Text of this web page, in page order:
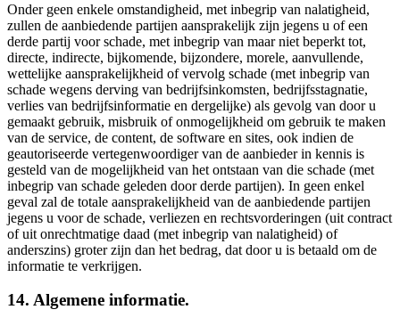
Onder geen enkele omstandigheid, met inbegrip van nalatigheid,
zullen de aanbiedende partijen aansprakelijk zijn jegens u of een
derde partij voor schade, met inbegrip van maar niet beperkt tot,
directe, indirecte, bijkomende, bijzondere, morele, aanvullende,
wettelijke aansprakelijkheid of vervolg schade (met inbegrip van
schade wegens derving van bedrijfsinkomsten, bedrijfsstagnatie,
verlies van bedrijfsinformatie en dergelijke) als gevolg van door u
gemaakt gebruik, misbruik of onmogelijkheid om gebruik te maken
van de service, de content, de software en sites, ook indien de
geautoriseerde vertegenwoordiger van de aanbieder in kennis is
gesteld van de mogelijkheid van het ontstaan van die schade (met
inbegrip van schade geleden door derde partijen). In geen enkel
geval zal de totale aansprakelijkheid van de aanbiedende partijen
jegens u voor de schade, verliezen en rechtsvorderingen (uit contract
of uit onrechtmatige daad (met inbegrip van nalatigheid) of
anderszins) groter zijn dan het bedrag, dat door u is betaald om de
informatie te verkrijgen.
14. Algemene informatie.